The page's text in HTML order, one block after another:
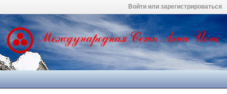
Войти или зарегистрироваться